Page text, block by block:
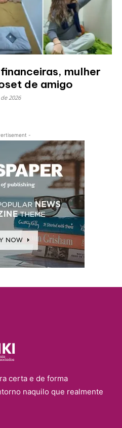
mulher
de amigo
2026
-
certa e de forma
naquilo que realmente